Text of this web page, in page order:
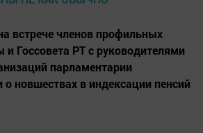
встрече членов профильных
Госсовета РТ с руководителями
парламентарии
новшествах в индексации пенсий